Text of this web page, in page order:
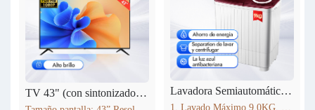
TV 43" (con sintonizador analógico) Haitech 43F5-B Lavadora Semiautomática HYS 9KG XPB90-2066